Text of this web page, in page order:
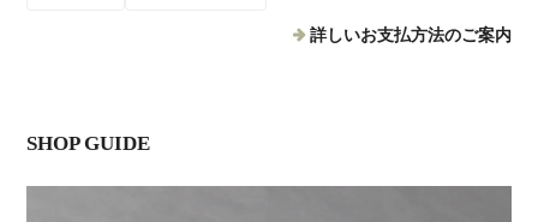
詳しいお支払方法のご案内
SHOP GUIDE